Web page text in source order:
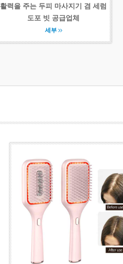
활력을 주는 두피 마사지기 겸 세럼
도포 빗 공급업체
세부